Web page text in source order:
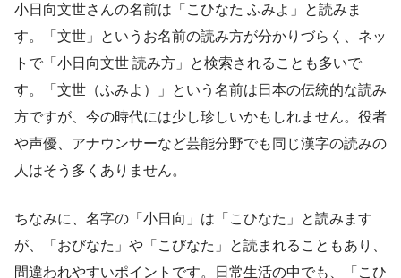
小日向文世さんの名前は「こひなた ふみよ」と読みま
す。「文世」というお名前の読み方が分かりづらく、ネッ
トで「小日向文世 読み方」と検索されることも多いで
す。「文世（ふみよ）」という名前は日本の伝統的な読み
方ですが、今の時代には少し珍しいかもしれません。役者
や声優、アナウンサーなど芸能分野でも同じ漢字の読みの
人はそう多くありません。
ちなみに、名字の「小日向」は「こひなた」と読みます
が、「おびなた」や「こびなた」と読まれることもあり、
間違われやすいポイントです。日常生活の中でも、「こひ